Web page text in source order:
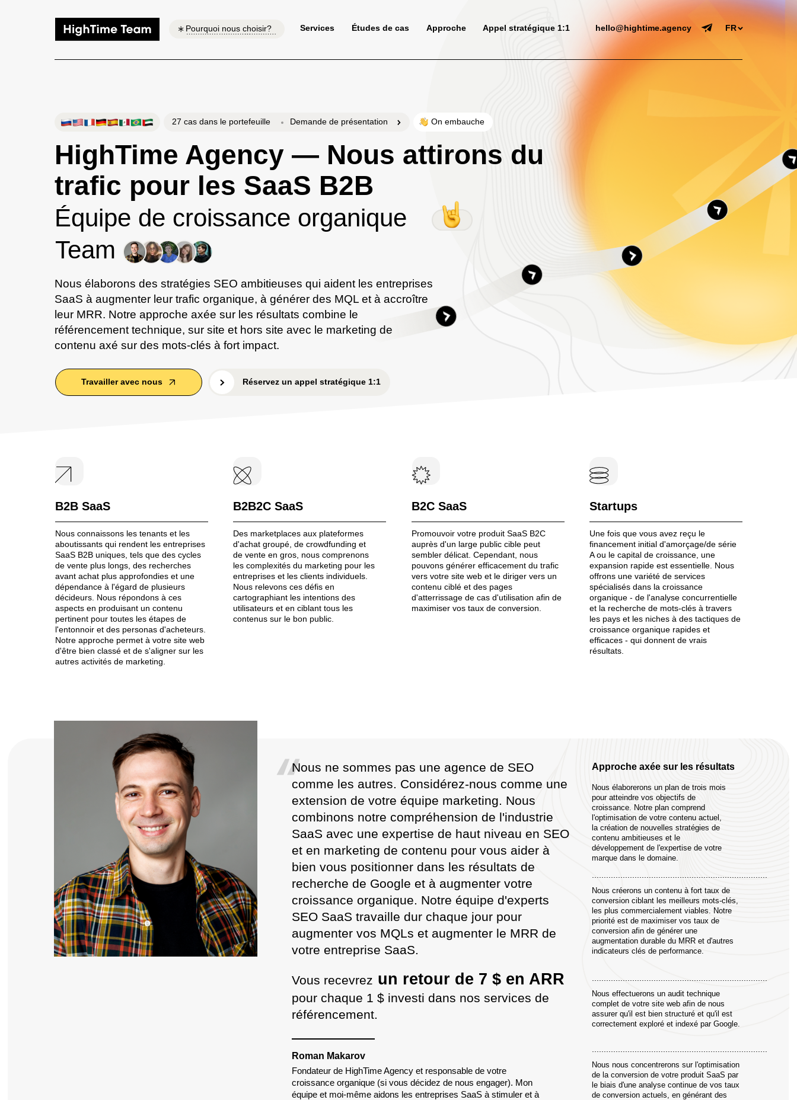
HighTime Agency — Nous attirons du
trafic pour les SaaS B2B
Équipe de croissance organique
Team️
hello@hightime.agency
Études de cas Approche
Services Appel stratégique 1:1
Nous élaborons des stratégies SEO ambitieuses qui aident les entreprises
SaaS à augmenter leur trafic organique, à générer des MQL et à accroître
leur MRR. Notre approche axée sur les résultats combine le
référencement technique, sur site et hors site avec le marketing de
contenu axé sur des mots-clés à fort impact.
Travailler avec nous Réservez un appel stratégique 1:1
Pourquoi nous choisir?
27 cas dans le portefeuille Demande de présentation On embauche
FR
B2B SaaS B2B2C SaaS
Nous connaissons les tenants et les
aboutissants qui rendent les entreprises
SaaS B2B uniques, tels que des cycles
de vente plus longs, des recherches
avant achat plus approfondies et une
dépendance à l'égard de plusieurs
décideurs. Nous répondons à ces
aspects en produisant un contenu
pertinent pour toutes les étapes de
l'entonnoir et des personas d'acheteurs.
Notre approche permet à votre site web
d'être bien classé et de s'aligner sur les
autres activités de marketing.
Des marketplaces aux plateformes
d'achat groupé, de crowdfunding et
de vente en gros, nous comprenons
les complexités du marketing pour les
entreprises et les clients individuels.
Nous relevons ces défis en
cartographiant les intentions des
utilisateurs et en ciblant tous les
contenus sur le bon public.
B2C SaaS Startups
Promouvoir votre produit SaaS B2C
auprès d'un large public cible peut
sembler délicat. Cependant, nous
pouvons générer efficacement du trafic
vers votre site web et le diriger vers un
contenu ciblé et des pages
d'atterrissage de cas d'utilisation afin de
maximiser vos taux de conversion.
Une fois que vous avez reçu le
financement initial d'amorçage/de série
A ou le capital de croissance, une
expansion rapide est essentielle. Nous
offrons une variété de services
spécialisés dans la croissance
organique - de l'analyse concurrentielle
et la recherche de mots-clés à travers
les pays et les niches à des tactiques de
croissance organique rapides et
efficaces - qui donnent de vrais
résultats.
Explore details of the service Explore details of the service
Nous ne sommes pas une agence de SEO
comme les autres. Considérez-nous comme une
extension de votre équipe marketing. Nous
combinons notre compréhension de l'industrie
SaaS avec une expertise de haut niveau en SEO
et en marketing de contenu pour vous aider à
bien vous positionner dans les résultats de
recherche de Google et à augmenter votre
croissance organique. Notre équipe d'experts
SEO SaaS travaille dur chaque jour pour
augmenter vos MQLs et augmenter le MRR de
votre entreprise SaaS.
pour chaque 1 $ investi dans nos services de
référencement.
Vous recevrez un retour de 7 $ en ARR
Fondateur de HighTime Agency et responsable de votre
croissance organique (si vous décidez de nous engager). Mon
équipe et moi-même aidons les entreprises SaaS à stimuler et à
Roman Makarov
Approche axée sur les résultats
Nous élaborerons un plan de trois mois
pour atteindre vos objectifs de
croissance. Notre plan comprend
l'optimisation de votre contenu actuel,
la création de nouvelles stratégies de
contenu ambitieuses et le
développement de l'expertise de votre
marque dans le domaine.
Nous créerons un contenu à fort taux de
conversion ciblant les meilleurs mots-clés,
les plus commercialement viables. Notre
priorité est de maximiser vos taux de
conversion afin de générer une
augmentation durable du MRR et d'autres
indicateurs clés de performance.
Nous effectuerons un audit technique
complet de votre site web afin de nous
assurer qu'il est bien structuré et qu'il est
correctement exploré et indexé par Google.
Nous nous concentrerons sur l'optimisation
de la conversion de votre produit SaaS par
le biais d'une analyse continue de vos taux
de conversion actuels, en générant des
..........................................................................
..........................................................................
..........................................................................